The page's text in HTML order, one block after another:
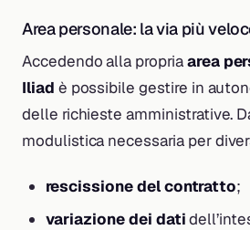
Area personale: la via più
Accedendo alla propriaarea
Iliad è possibile gestire in
delle richieste amministrative.
modulistica necessaria per
rescissione del contratto;
variazione dei dati